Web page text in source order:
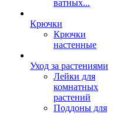
ватных...
Крючки
Крючки
настенные
Уход за растениями
Лейки для
комнатных
растений
Поддоны для